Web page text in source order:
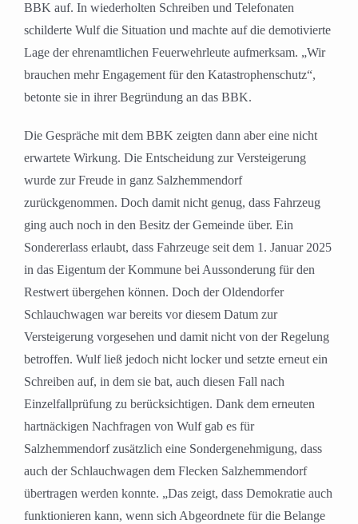
BBK auf. In wiederholten Schreiben und Telefonaten
schilderte Wulf die Situation und machte auf die demotivierte
Lage der ehrenamtlichen Feuerwehrleute aufmerksam. „Wir
brauchen mehr Engagement für den Katastrophenschutz“,
betonte sie in ihrer Begründung an das BBK.
Die Gespräche mit dem BBK zeigten dann aber eine nicht
erwartete Wirkung. Die Entscheidung zur Versteigerung
wurde zur Freude in ganz Salzhemmendorf
zurückgenommen. Doch damit nicht genug, dass Fahrzeug
ging auch noch in den Besitz der Gemeinde über. Ein
Sondererlass erlaubt, dass Fahrzeuge seit dem 1. Januar 2025
in das Eigentum der Kommune bei Aussonderung für den
Restwert übergehen können. Doch der Oldendorfer
Schlauchwagen war bereits vor diesem Datum zur
Versteigerung vorgesehen und damit nicht von der Regelung
betroffen. Wulf ließ jedoch nicht locker und setzte erneut ein
Schreiben auf, in dem sie bat, auch diesen Fall nach
Einzelfallprüfung zu berücksichtigen. Dank dem erneuten
hartnäckigen Nachfragen von Wulf gab es für
Salzhemmendorf zusätzlich eine Sondergenehmigung, dass
auch der Schlauchwagen dem Flecken Salzhemmendorf
übertragen werden konnte. „Das zeigt, dass Demokratie auch
funktionieren kann, wenn sich Abgeordnete für die Belange